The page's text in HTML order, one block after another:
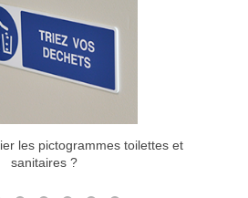
les pictogrammes toilettes et
sanitaires ?